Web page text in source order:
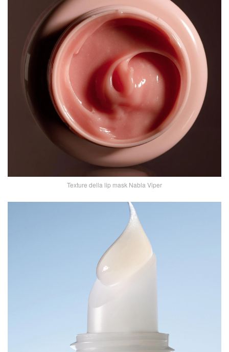
Texture della lip mask Nabla Viper